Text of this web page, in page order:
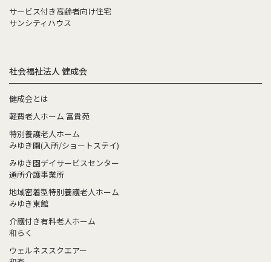
サービス付き高齢者向け住宅
サンシティハウス
社会福祉法人 健成会
健成会とは
軽費老人ホーム 富貴苑
特別養護老人ホーム
みゆき園(入所/ショートステイ)
みゆき園デイサービスセンター
通所介護事業所
地域密着型特別養護老人ホーム
みゆき東館
介護付き有料老人ホーム
和らく
ウェルネススクエアー